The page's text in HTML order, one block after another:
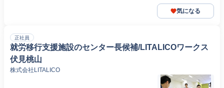
気になる
正社員
就労移行支援施設のセンター長候補/LITALICOワークス
伏見桃山
株式会社LITALICO